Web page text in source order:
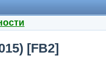
[FB2]